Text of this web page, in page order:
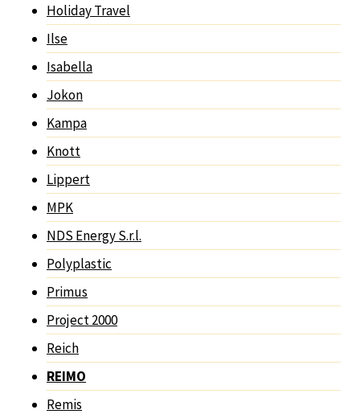
Holiday Travel
Ilse
Isabella
Jokon
Kampa
Knott
Lippert
MPK
NDS Energy S.r.l.
Polyplastic
Primus
Project 2000
Reich
REIMO
Remis